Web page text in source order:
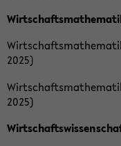
2025)
2025)